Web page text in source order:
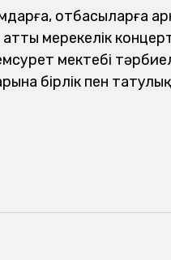
отбасыларға
мерекелік
мектебі
бірлік пен